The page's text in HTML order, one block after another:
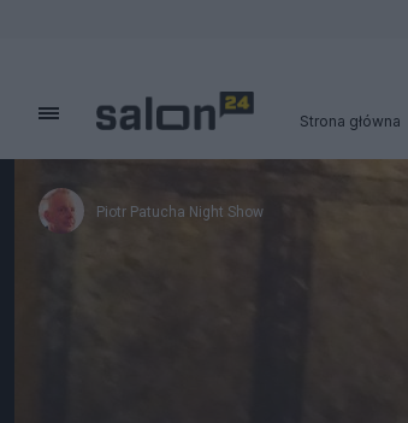
Strona główna
Piotr Patucha Night Show